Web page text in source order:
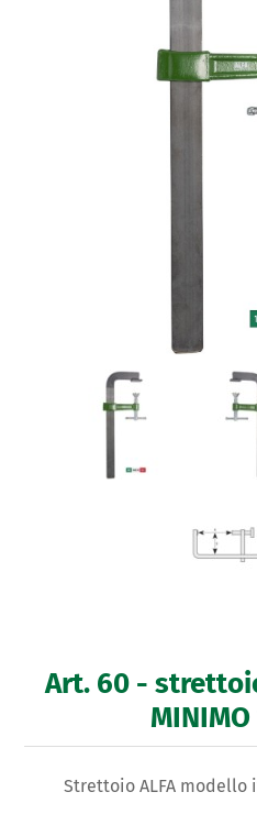
Art. 60 -
MINIMO
Strettoio ALFA modello